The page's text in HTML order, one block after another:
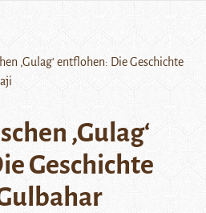
‚Gulag‘ entflohen: Die Geschichte
‚Gulag‘
Geschichte